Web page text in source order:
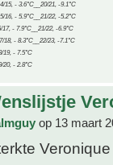
15, - 3.6°C__20/21, -9.1°C
16, - 5.9°C__21/22, -5.2°C
17, - 7.9°C__21/22, -6.9°C
18, - 8.3°C__22/23, -7.1°C
19, - 7.5°C
20, - 2.8°C
op 13 maart
Veronique